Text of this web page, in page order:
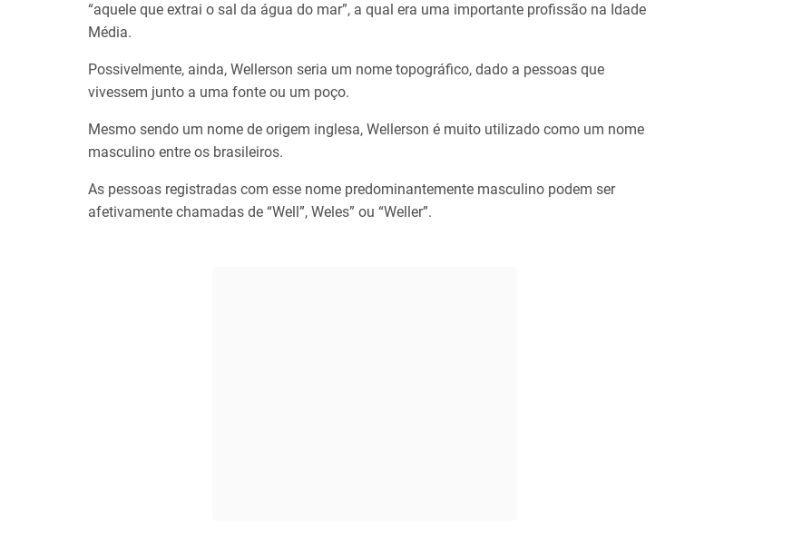
“aquele que extrai o sal da água do mar”, a qual era uma importante profissão na Idade
Média.
Possivelmente, ainda, Wellerson seria um nome topográfico, dado a pessoas que
vivessem junto a uma fonte ou um poço.
Mesmo sendo um nome de origem inglesa, Wellerson é muito utilizado como um nome
masculino entre os brasileiros.
As pessoas registradas com esse nome predominantemente masculino podem ser
afetivamente chamadas de “Well”, Weles” ou “Weller”.